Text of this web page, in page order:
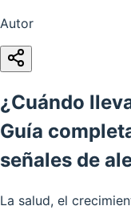
Autor
¿Cuándo
Guía
señales de
La salud, el